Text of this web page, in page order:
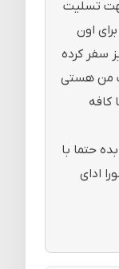
تسلیت
اون
سفر کرده
من هستی
کافه
حتما با
ادای